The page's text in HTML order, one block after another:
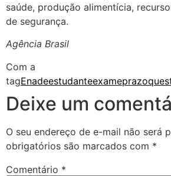
saúde, produção alimentícia,
de segurança.
Agência Brasil
Com a
tagEnadeestudanteexameprazo
Deixe um
O seu endereço de e-mail não será
obrigatórios são marcados com *
Comentário *